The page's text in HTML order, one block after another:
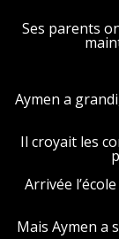
Ses parents
Aymen a
Il croyait les
Arrivée
Mais Aymen a